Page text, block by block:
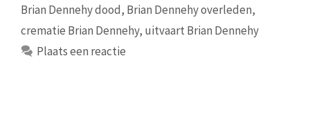
Brian Dennehy dood, Brian Dennehy overleden,
crematie Brian Dennehy, uitvaart Brian Dennehy
Plaats een reactie